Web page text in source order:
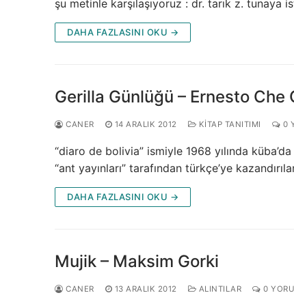
şu metinle karşılaşıyoruz : dr. tarık z. tunaya
DAHA FAZLASINI OKU →
Gerilla Günlüğü – Ernesto Che
CANER 14 ARALIK 2012 KITAP TANITIMI 0
“diaro de bolivia” ismiyle 1968 yılında
“ant yayınları” tarafından türkçe’ye
DAHA FAZLASINI OKU →
Mujik – Maksim Gorki
CANER 13 ARALIK 2012 ALINTILAR 0